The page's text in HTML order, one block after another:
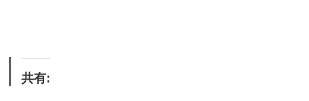
共有: